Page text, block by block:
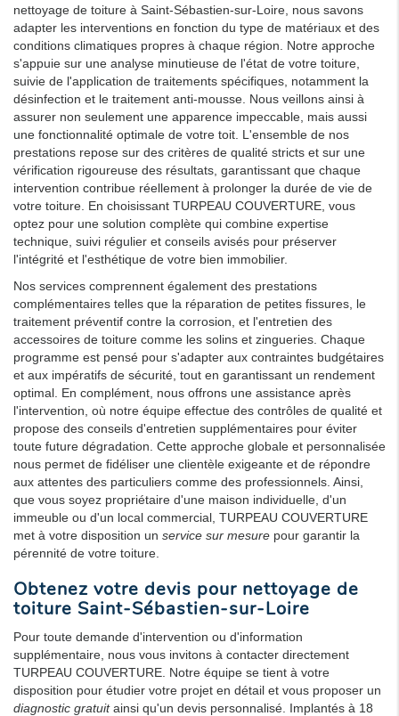
nettoyage de toiture à Saint-Sébastien-sur-Loire, nous savons
adapter les interventions en fonction du type de matériaux et des
conditions climatiques propres à chaque région. Notre approche
s'appuie sur une analyse minutieuse de l'état de votre toiture,
suivie de l'application de traitements spécifiques, notamment la
désinfection et le traitement anti-mousse. Nous veillons ainsi à
assurer non seulement une apparence impeccable, mais aussi
une fonctionnalité optimale de votre toit. L'ensemble de nos
prestations repose sur des critères de qualité stricts et sur une
vérification rigoureuse des résultats, garantissant que chaque
intervention contribue réellement à prolonger la durée de vie de
votre toiture. En choisissant TURPEAU COUVERTURE, vous
optez pour une solution complète qui combine expertise
technique, suivi régulier et conseils avisés pour préserver
l'intégrité et l'esthétique de votre bien immobilier.
Nos services comprennent également des prestations
complémentaires telles que la réparation de petites fissures, le
traitement préventif contre la corrosion, et l'entretien des
accessoires de toiture comme les solins et zingueries. Chaque
programme est pensé pour s'adapter aux contraintes budgétaires
et aux impératifs de sécurité, tout en garantissant un rendement
optimal. En complément, nous offrons une assistance après
l'intervention, où notre équipe effectue des contrôles de qualité et
propose des conseils d'entretien supplémentaires pour éviter
toute future dégradation. Cette approche globale et personnalisée
nous permet de fidéliser une clientèle exigeante et de répondre
aux attentes des particuliers comme des professionnels. Ainsi,
que vous soyez propriétaire d'une maison individuelle, d'un
immeuble ou d'un local commercial, TURPEAU COUVERTURE
met à votre disposition un service sur mesure pour garantir la
pérennité de votre toiture.
Obtenez votre devis pour nettoyage de
toiture Saint-Sébastien-sur-Loire
Pour toute demande d'intervention ou d'information
supplémentaire, nous vous invitons à contacter directement
TURPEAU COUVERTURE. Notre équipe se tient à votre
disposition pour étudier votre projet en détail et vous proposer un
diagnostic gratuitainsi qu'un devis personnalisé. Implantés à 18